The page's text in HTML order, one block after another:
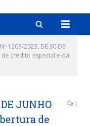
Nº 1203/2023, DE 30 DE
de crédito especial e dá
JUNHO
de
0